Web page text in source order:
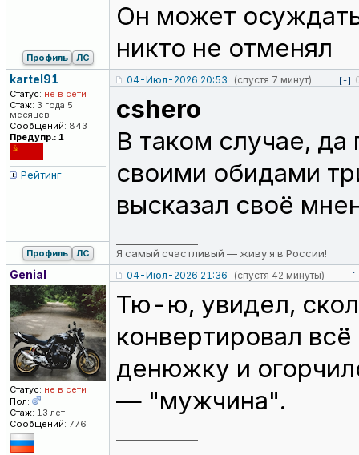
Он может
никто не отменял
Профиль ЛС
kartel91
Статус: не в сети
Стаж: 3 года 5
месяцев
Сообщений: 843
Предупр.: 1
Рейтинг
04-Июл-2026 20:53 (спустя 7 минут) [-]
cshero
В таком случае, да
своими обидами
высказал своё
Я самый счастливый — живу я в России!
Профиль ЛС
Genial
Статус: не в сети
Пол:
Стаж: 13 лет
Сообщений: 776
04-Июл-2026 21:36 (спустя 42 минуты)
Тю-ю, увидел,
конвертировал
денюжку и
— "мужчина".